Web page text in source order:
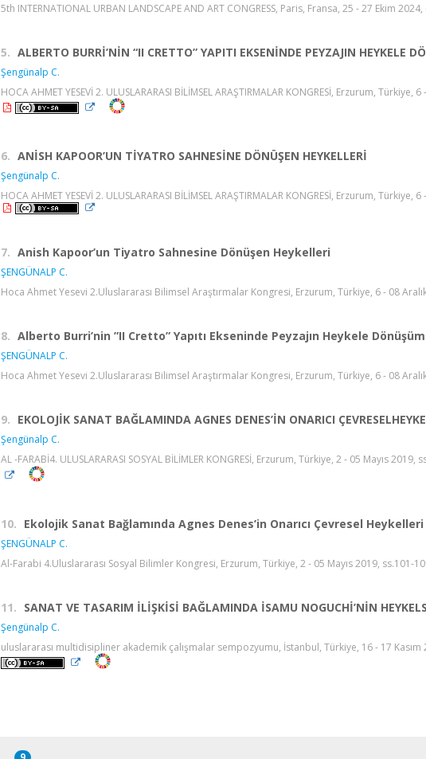
5th INTERNATIONAL URBAN LANDSCAPE AND ART CONGRESS, Paris, Fransa, 25 - 27 Ekim
5. ALBERTO BURRİ’NİN “II CRETTO” YAPITI EKSENİNDE PEYZAJIN HEYKELE
Şengünalp C.
HOCA AHMET YESEVİ 2. ULUSLARARASI BİLİMSEL ARAŞTIRMALAR KONGRESİ, Erzurum,
6. ANİSH KAPOOR’UN TİYATRO SAHNESİNE DÖNÜŞEN HEYKELLERİ
Şengünalp C.
HOCA AHMET YESEVİ 2. ULUSLARARASI BİLİMSEL ARAŞTIRMALAR KONGRESİ, Erzurum,
7. Anish Kapoor’un Tiyatro Sahnesine Dönüşen Heykelleri
ŞENGÜNALP C.
Hoca Ahmet Yesevi 2.Uluslararası Bilimsel Araştırmalar Kongresi, Erzurum, Türkiye, 6 - 08
8. Alberto Burri’nin ”II Cretto” Yapıtı Ekseninde Peyzajın Heykele
ŞENGÜNALP C.
Hoca Ahmet Yesevi 2.Uluslararası Bilimsel Araştırmalar Kongresi, Erzurum, Türkiye, 6 - 08
9. EKOLOJİK SANAT BAĞLAMINDA AGNES DENES’İN ONARICI
Şengünalp C.
AL -FARABİ4. ULUSLARARASI SOSYAL BİLİMLER KONGRESİ, Erzurum, Türkiye, 2 - 05 Mayıs
10. Ekolojik Sanat Bağlamında Agnes Denes’in Onarıcı Çevresel Heykelleri
ŞENGÜNALP C.
Al-Farabi 4.Uluslararası Sosyal Bilimler Kongresi, Erzurum, Türkiye, 2 - 05 Mayıs 2019, ss.101-
11. SANAT VE TASARIM İLİŞKİSİ BAĞLAMINDA İSAMU NOGUCHİ’NİN
Şengünalp C.
uluslararası multidisipliner akademik çalışmalar sempozyumu, İstanbul, Türkiye, 16 - 17